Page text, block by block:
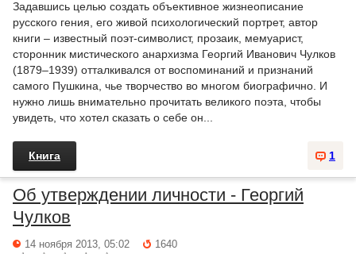
Задавшись целью создать объективное жизнеописание
русского гения, его живой психологический портрет, автор
книги – известный поэт-символист, прозаик, мемуарист,
сторонник мистического анархизма Георгий Иванович Чулков
(1879–1939) отталкивался от воспоминаний и признаний
самого Пушкина, чье творчество во многом биографично. И
нужно лишь внимательно прочитать великого поэта, чтобы
увидеть, что хотел сказать о себе он...
1
Книга
Об утверждении личности - Георгий
Чулков
14 ноября 2013, 05:02 1640